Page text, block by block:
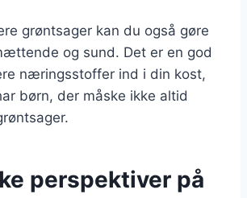
grøntsager kan du også gøre
og sund. Det er en god
næringsstoffer ind i din kost,
børn, der måske ikke altid
perspektiver på